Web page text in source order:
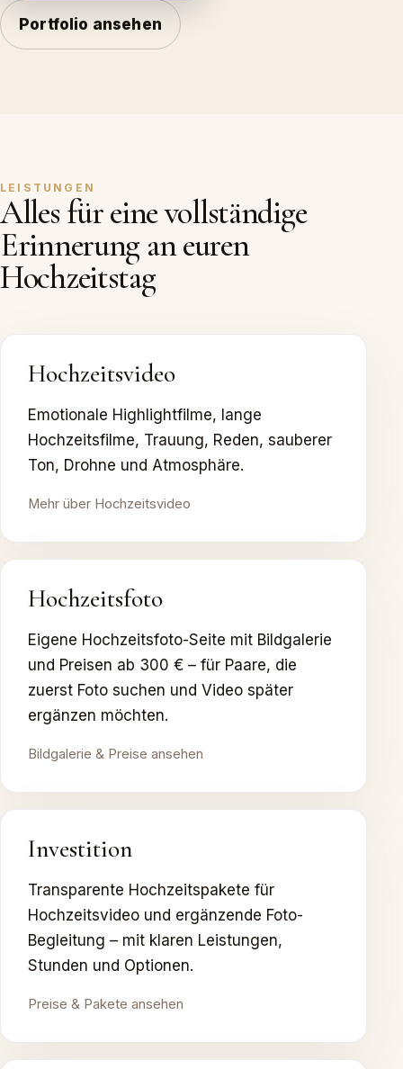
Portfolio ansehen
LEISTUNGEN
Alles für eine vollständige
Erinnerung an euren
Hochzeitstag
Hochzeitsvideo
Emotionale Highlightfilme, lange
Hochzeitsfilme, Trauung, Reden, sauberer
Ton, Drohne und Atmosphäre.
Mehr über Hochzeitsvideo
Hochzeitsfoto
Eigene Hochzeitsfoto-Seite mit Bildgalerie
und Preisen ab 300 € – für Paare, die
zuerst Foto suchen und Video später
ergänzen möchten.
Bildgalerie & Preise ansehen
Investition
Transparente Hochzeitspakete für
Hochzeitsvideo und ergänzende Foto-
Begleitung – mit klaren Leistungen,
Stunden und Optionen.
Preise & Pakete ansehen